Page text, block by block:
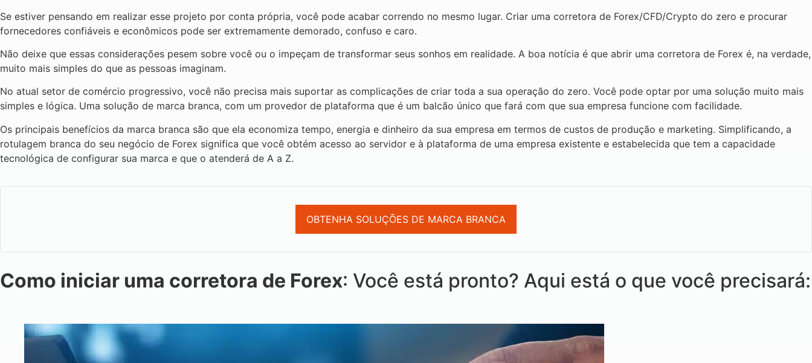
Se estiver pensando em realizar esse projeto por conta própria, você pode acabar correndo no mesmo lugar. Criar uma corretora de Forex/CFD/Crypto do zero e procurar
fornecedores confiáveis e econômicos pode ser extremamente demorado, confuso e caro.
Não deixe que essas considerações pesem sobre você ou o impeçam de transformar seus sonhos em realidade. A boa notícia é que abrir uma corretora de Forex é, na verdade,
muito mais simples do que as pessoas imaginam.
No atual setor de comércio progressivo, você não precisa mais suportar as complicações de criar toda a sua operação do zero. Você pode optar por uma solução muito mais
simples e lógica. Uma solução de marca branca, com um provedor de plataforma que é um balcão único que fará com que sua empresa funcione com facilidade.
Os principais benefícios da marca branca são que ela economiza tempo, energia e dinheiro da sua empresa em termos de custos de produção e marketing. Simplificando, a
rotulagem branca do seu negócio de Forex significa que você obtém acesso ao servidor e à plataforma de uma empresa existente e estabelecida que tem a capacidade
tecnológica de configurar sua marca e que o atenderá de A a Z.
OBTENHA SOLUÇÕES DE MARCA BRANCA
Como iniciar uma corretora de Forex: Você está pronto? Aqui está o que você precisará: